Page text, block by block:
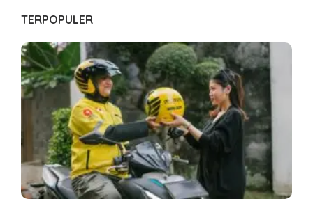
TERPOPULER